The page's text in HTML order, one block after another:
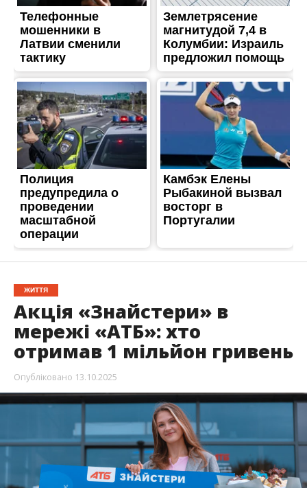
ЖИТТЯ
Акція «Знайстери» в
мережі «АТБ»: хто
отримав 1 мільйон гривень
Опубліковано 13.10.2025